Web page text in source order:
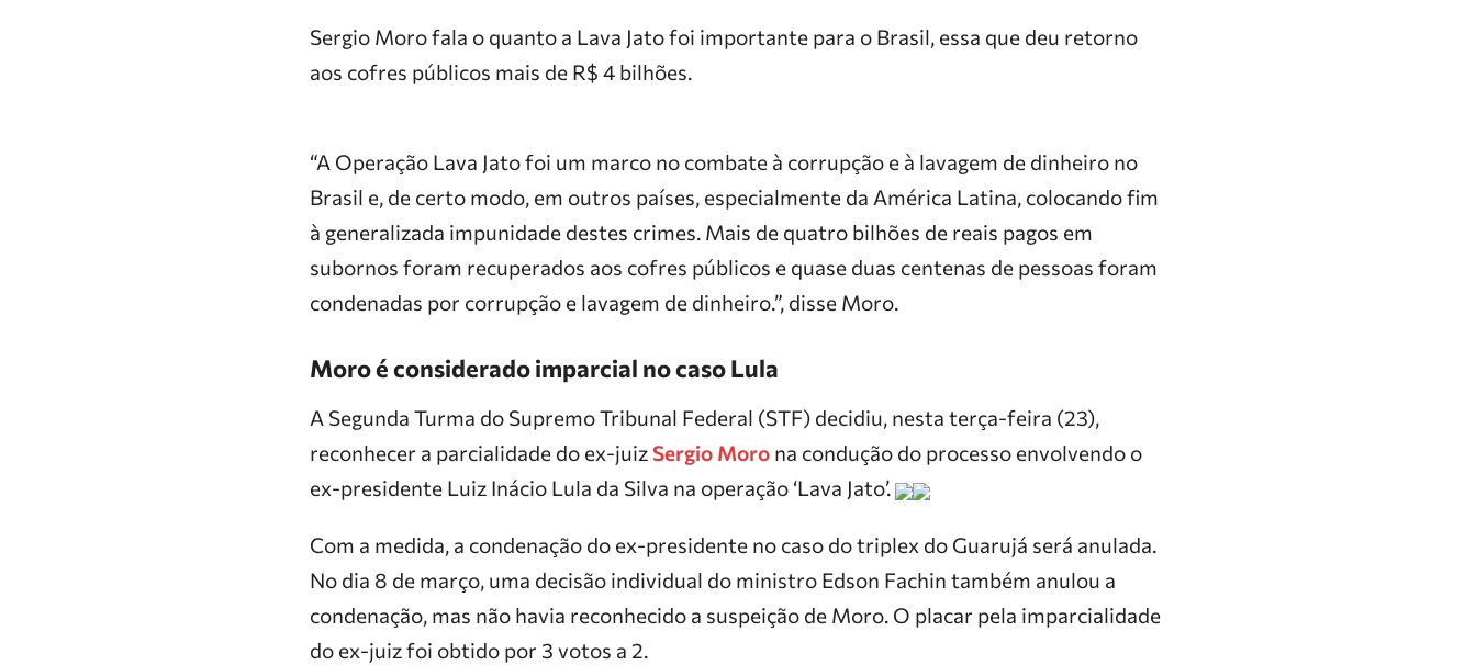
Sergio Moro fala o quanto a Lava Jato foi importante para o Brasil, essa que deu retorno
aos cofres públicos mais de R$ 4 bilhões.
“A Operação Lava Jato foi um marco no combate à corrupção e à lavagem de dinheiro no
Brasil e, de certo modo, em outros países, especialmente da América Latina, colocando fim
à generalizada impunidade destes crimes. Mais de quatro bilhões de reais pagos em
subornos foram recuperados aos cofres públicos e quase duas centenas de pessoas foram
condenadas por corrupção e lavagem de dinheiro.”, disse Moro.
Moro é considerado imparcial no caso Lula
A Segunda Turma do Supremo Tribunal Federal (STF) decidiu, nesta terça-feira (23),
reconhecer a parcialidade do ex-juiz Sergio Moro na condução do processo envolvendo o
ex-presidente Luiz Inácio Lula da Silva na operação ‘Lava Jato’.
Com a medida, a condenação do ex-presidente no caso do triplex do Guarujá será anulada.
No dia 8 de março, uma decisão individual do ministro Edson Fachin também anulou a
condenação, mas não havia reconhecido a suspeição de Moro. O placar pela imparcialidade
do ex-juiz foi obtido por 3 votos a 2.